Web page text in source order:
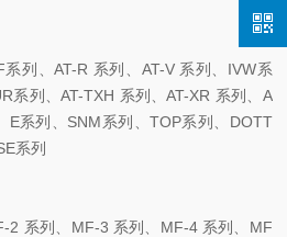
列、AT-R 系列、AT-V 系列、IVW系
系列、AT-TXH 系列、AT-XR 系列、A
E系列、SNM系列、TOP系列、DOTT
系列
2 系列、MF-3 系列、MF-4 系列、MF